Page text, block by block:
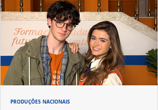
PRODUÇÕES NACIONAIS